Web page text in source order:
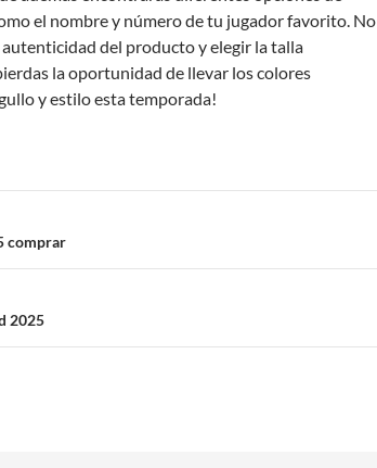
el nombre y número de tu jugador favorito. No
del producto y elegir la talla
la oportunidad de llevar los colores
y estilo esta temporada!
comprar
2025